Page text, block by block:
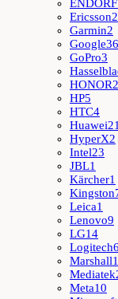
Ericsson2
Garmin2
Google36
GoPro3
HONOR2
HP5
HTC4
Huawei
HyperX2
Intel23
JBL1
Kärcher1
Kingston
Leica1
Lenovo9
LG14
Logitech6
Marshall1
Mediatek
Meta10